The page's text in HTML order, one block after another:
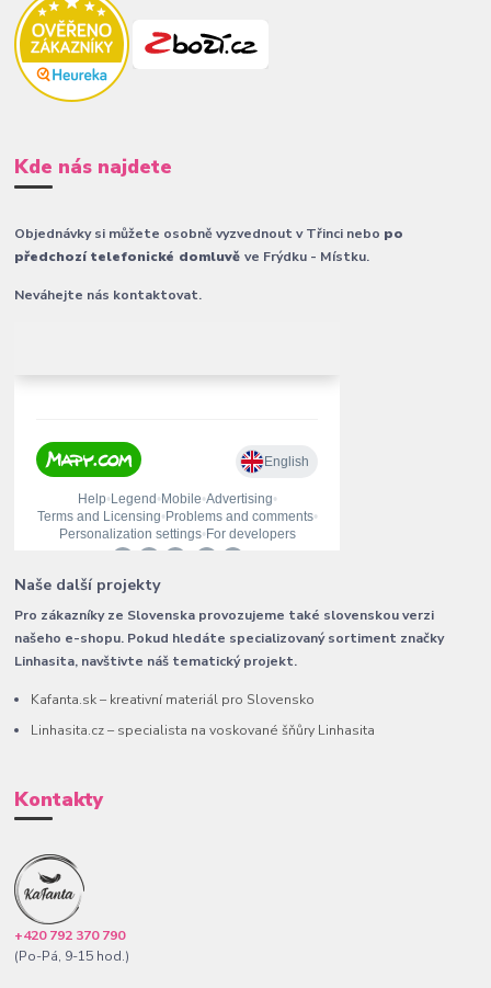
Kde nás najdete
Objednávky si můžete osobně vyzvednout v Třinci nebo po
předchozí telefonické domluvěve Frýdku - Místku.
Neváhejte nás kontaktovat.
Naše další projekty
Pro zákazníky ze Slovenska provozujeme také slovenskou verzi
našeho e-shopu. Pokud hledáte specializovaný sortiment značky
Linhasita, navštivte náš tematický projekt.
Kafanta.sk – kreativní materiál pro Slovensko
Linhasita.cz – specialista na voskované šňůry Linhasita
Kontakty
+420 792 370 790
(Po-Pá, 9-15 hod.)